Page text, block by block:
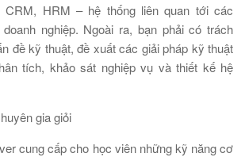
CRM, HRM – hệ thống liên quan tới các
nghiệp. Ngoài ra, bạn phải có trách
đề kỹ thuật, đề xuất các giải pháp kỹ thuật
tích, khảo sát nghiệp vụ và thiết kế hệ
cung cấp cho học viên những kỹ năng cơ